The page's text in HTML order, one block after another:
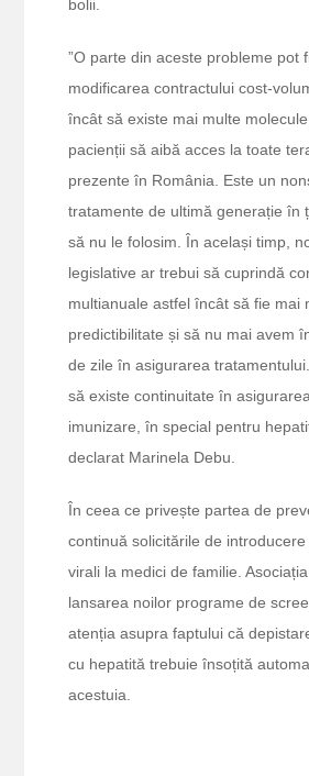
bolii.
”O parte din aceste probleme pot
modificarea contractului cost-
încât să existe mai multe
pacienții să aibă acces la toate
prezente în România. Este un
tratamente de ultimă generație în
să nu le folosim. În același timp,
legislative ar trebui să cuprindă
multianuale astfel încât să fie mai
predictibilitate și să nu mai avem
de zile în asigurarea
să existe continuitate în
imunizare, în special pentru
declarat Marinela Debu.
În ceea ce privește partea de
continuă solicitările de
virali la medici de familie.
lansarea noilor programe de
atenția asupra faptului că
cu hepatită trebuie însoțită
acestuia.